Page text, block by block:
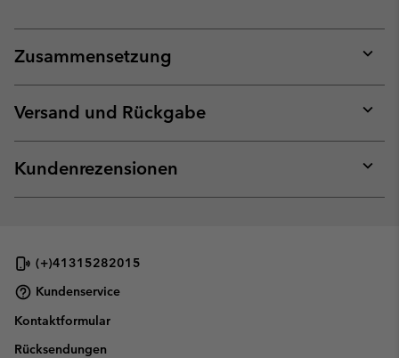
Zusammensetzung
or
Versand und Rückgabe
or
Kundenrezensionen
or
(+)41315282015
Kundenservice
Kontaktformular
Rücksendungen